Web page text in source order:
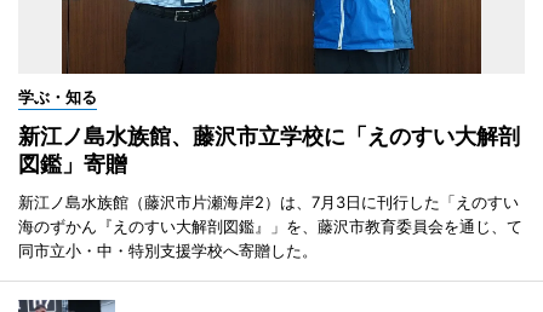
学ぶ・知る
新江ノ島水族館、藤沢市立学校に「えのすい大解剖
図鑑」寄贈
新江ノ島水族館（藤沢市片瀬海岸2）は、7月3日に刊行した「えのすい
海のずかん『えのすい大解剖図鑑』」を、藤沢市教育委員会を通じ、て
同市立小・中・特別支援学校へ寄贈した。